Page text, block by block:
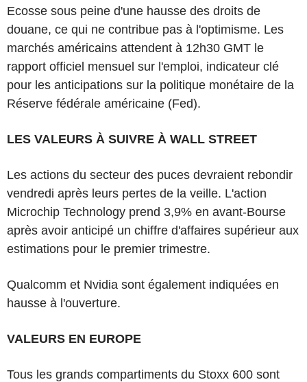
Ecosse sous peine d'une hausse des droits de
douane, ce qui ne contribue pas à l'optimisme. Les
marchés américains attendent à 12h30 GMT le
rapport officiel mensuel sur l'emploi, indicateur clé
pour les anticipations sur la politique monétaire de la
Réserve fédérale américaine (Fed).
LES VALEURS À SUIVRE À WALL STREET
Les actions du secteur des puces devraient rebondir
vendredi après leurs pertes de la veille. L'action
Microchip Technology prend 3,9% en avant-Bourse
après avoir anticipé un chiffre d'affaires supérieur aux
estimations pour le premier trimestre.
Qualcomm et Nvidia sont également indiquées en
hausse à l'ouverture.
VALEURS EN EUROPE
Tous les grands compartiments du Stoxx 600 sont